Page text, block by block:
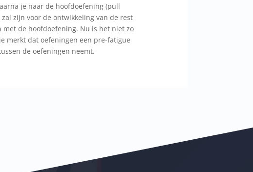
je naar de hoofdoefening (pull
zijn voor de ontwikkeling van de rest
de hoofdoefening. Nu is het niet zo
merkt dat oefeningen een pre-fatigue
de oefeningen neemt.